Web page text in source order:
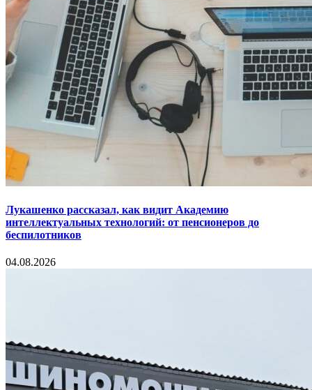
Лукашенко рассказал, как видит Академию
интеллектуальных технологий: от пенсионеров до
беспилотников
04.08.2026